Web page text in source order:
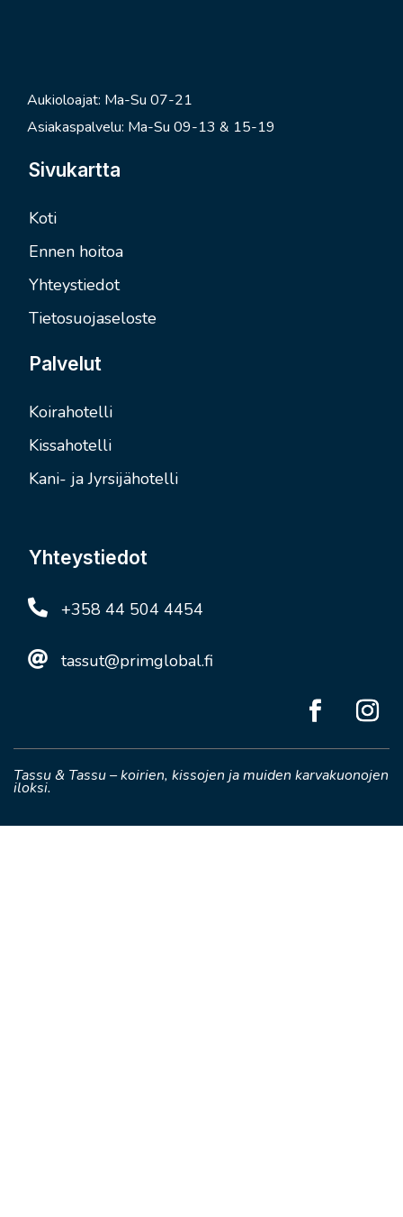
Aukioloajat: Ma-Su 07-21
Asiakaspalvelu: Ma-Su 09-13 & 15-19
Sivukartta
Koti
Ennen hoitoa
Yhteystiedot
Tietosuojaseloste
Palvelut
Koirahotelli
Kissahotelli
Kani- ja Jyrsijähotelli
Yhteystiedot
 +358 44 504 4454
 tassut@primglobal.fi
Tassu & Tassu – koirien, kissojen ja muiden karvakuonojen
iloksi.